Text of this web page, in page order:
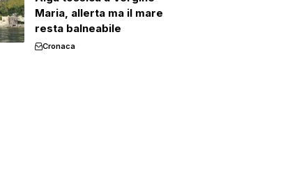
Maria, allerta ma il mare
resta balneabile
Cronaca